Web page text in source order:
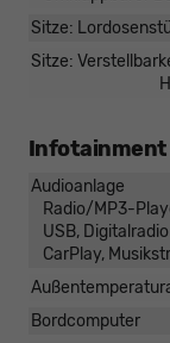
Sitze:
Sitze:
Infotainment
Audioanlage
Radio/MP3-
USB,
CarPlay,
Bordcomputer